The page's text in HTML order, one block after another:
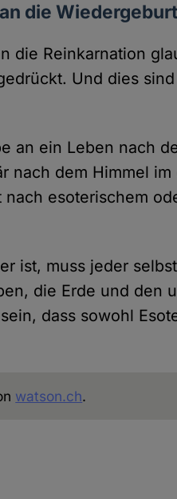
die Wiedergeburt
die Reinkarnation
Und dies
an ein Leben nach
nach dem Himmel im
esoterischem
ist, muss jeder
die Erde und den
dass sowohl
watson.ch.